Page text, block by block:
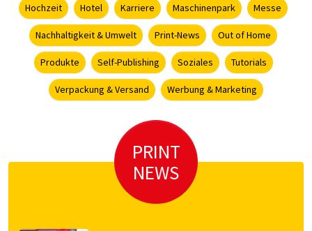
Hochzeit Hotel Karriere Maschinenpark Messe
Nachhaltigkeit & Umwelt Print-News Out of Home
Produkte Self-Publishing Soziales Tutorials
Verpackung & Versand Werbung & Marketing
PRINT
NEWS